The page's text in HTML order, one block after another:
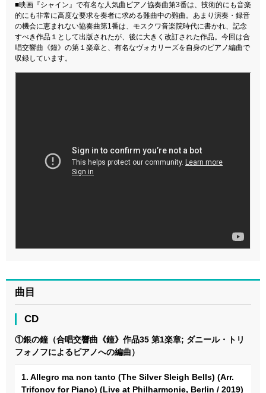
■映画『シャイン』で有名な人気曲ピアノ協奏曲第3番は、技術的にも音楽
的にも非常に高度な要求を奏者に求める難曲中の難曲。あまり演奏・録音
の機会に恵まれない協奏曲第1番は、モスクワ音楽院時代に書かれ、記念
すべき作品１として出版されたが、後に大きく改訂された作品。今回は合
唱交響曲《鐘》の第１楽章と、有名なヴォカリーズを自身のピアノ編曲で
収録しています。
曲目
CD
①銀の鐘（合唱交響曲《鐘》作品35 第1楽章; ダニール・トリ
フォノフによるピアノへの編曲）
1. Allegro ma non tanto (The Silver Sleigh Bells) (Arr.
Trifonov for Piano) (Live at Philharmonie, Berlin / 2019)